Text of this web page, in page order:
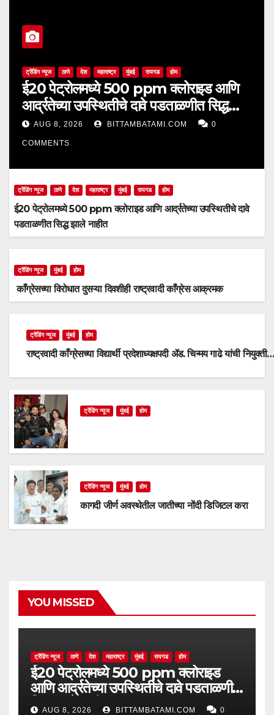
ट्रेंडिंग न्यूज ठाणे देश महाराष्ट्र मुंबई रायगड होम
ई20 पेट्रोलमध्ये 500 ppm क्लोराइड आणि
आर्द्रतेच्या उपस्थितीचे दावे पडताळणीत सिद्ध
झाले नाहीत
AUG 8, 2026 BITTAMBATAMI.COM 0
COMMENTS
ट्रेंडिंग न्यूज ठाणे देश महाराष्ट्र मुंबई रायगड होम
ई20 पेट्रोलमध्ये 500 ppm क्लोराइड आणि आर्द्रतेच्या उपस्थितीचे दावे
पडताळणीत सिद्ध झाले नाहीत
ट्रेंडिंग न्यूज मुंबई होम
काँग्रेसच्या विरोधात दुसऱ्या दिवशीही राष्ट्रवादी काँग्रेस आक्रमक
ट्रेंडिंग न्यूज मुंबई होम
राष्ट्रवादी काँग्रेसच्या विद्यार्थी प्रदेशाध्यक्षपदी ॲड. चिन्मय गाढे यांची नियुक्ती…
ट्रेंडिंग न्यूज मुंबई होम
ट्रेंडिंग न्यूज मुंबई होम
कागदी जीर्ण अवस्थेतील जातीच्या नोंदी डिजिटल करा
YOU MISSED
ट्रेंडिंग न्यूज ठाणे देश महाराष्ट्र मुंबई रायगड होम
ई20 पेट्रोलमध्ये 500 ppm क्लोराइड
आणि आर्द्रतेच्या उपस्थितीचे दावे पडताळणीत
सिद्ध झाले नाहीत
AUG 8, 2026 BITTAMBATAMI.COM 0